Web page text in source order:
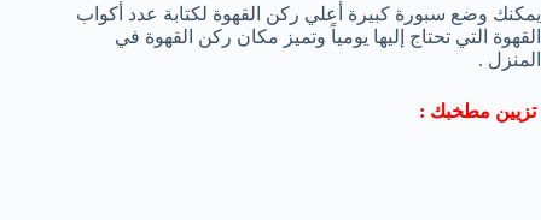
يمكنك وضع سبورة كبيرة أعلي ركن القهوة لكتابة عدد أكواب
القهوة التي تحتاج إليها يومياً وتميز مكان ركن القهوة في
المنزل .
تزيين مطخبك :